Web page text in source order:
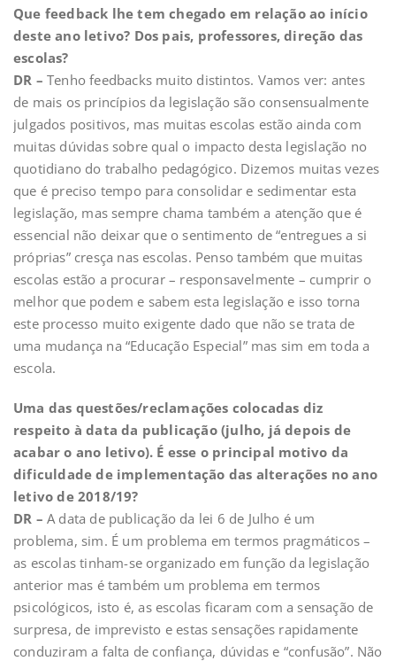
Que feedback lhe tem chegado em relação ao início
deste ano letivo? Dos pais, professores, direção das
escolas?
DR – Tenho feedbacks muito distintos. Vamos ver: antes
de mais os princípios da legislação são consensualmente
julgados positivos, mas muitas escolas estão ainda com
muitas dúvidas sobre qual o impacto desta legislação no
quotidiano do trabalho pedagógico. Dizemos muitas vezes
que é preciso tempo para consolidar e sedimentar esta
legislação, mas sempre chama também a atenção que é
essencial não deixar que o sentimento de “entregues a si
próprias” cresça nas escolas. Penso também que muitas
escolas estão a procurar – responsavelmente – cumprir o
melhor que podem e sabem esta legislação e isso torna
este processo muito exigente dado que não se trata de
uma mudança na “Educação Especial” mas sim em toda a
escola.
Uma das questões/reclamações colocadas diz
respeito à data da publicação (julho, já depois de
acabar o ano letivo). É esse o principal motivo da
dificuldade de implementação das alterações no ano
letivo de 2018/19?
DR – A data de publicação da lei 6 de Julho é um
problema, sim. É um problema em termos pragmáticos –
as escolas tinham-se organizado em função da legislação
anterior mas é também um problema em termos
psicológicos, isto é, as escolas ficaram com a sensação de
surpresa, de imprevisto e estas sensações rapidamente
conduziram a falta de confiança, dúvidas e “confusão”. Não